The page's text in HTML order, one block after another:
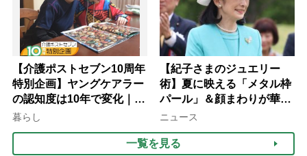
【介護ポストセブン10周年
特別企画】ヤングケアラー
の認知度は10年で変化｜流
行語大賞にノミネート、法
暮らし
【紀子さまのジュエリー
術】夏に映える「メタル枠
パール」＆顔まわりが華や
ぐ「揺れる一粒」の使い分
ニュース
一覧を見る